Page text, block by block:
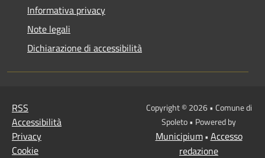
Informativa privacy
Note legali
Dichiarazione di accessibilità
RSS
Accessibilità
Privacy
Cookie
Copyright © 2026 • Comune di
Spoleto • Powered by
Municipium• Accesso
redazione